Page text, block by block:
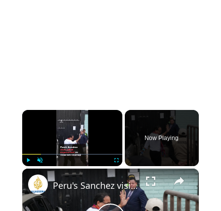
×
Unmute
Now Playing
×
Peru's Sanchez visits jailed ex-president as votes are counted